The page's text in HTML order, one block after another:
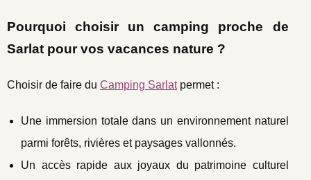
Pourquoi choisir un camping proche de
Sarlat pour vos vacances nature ?
Choisir de faire du Camping Sarlatpermet :
Une immersion totale dans un environnement naturel
parmi forêts, rivières et paysages vallonnés.
Un accès rapide aux joyaux du patrimoine culturel